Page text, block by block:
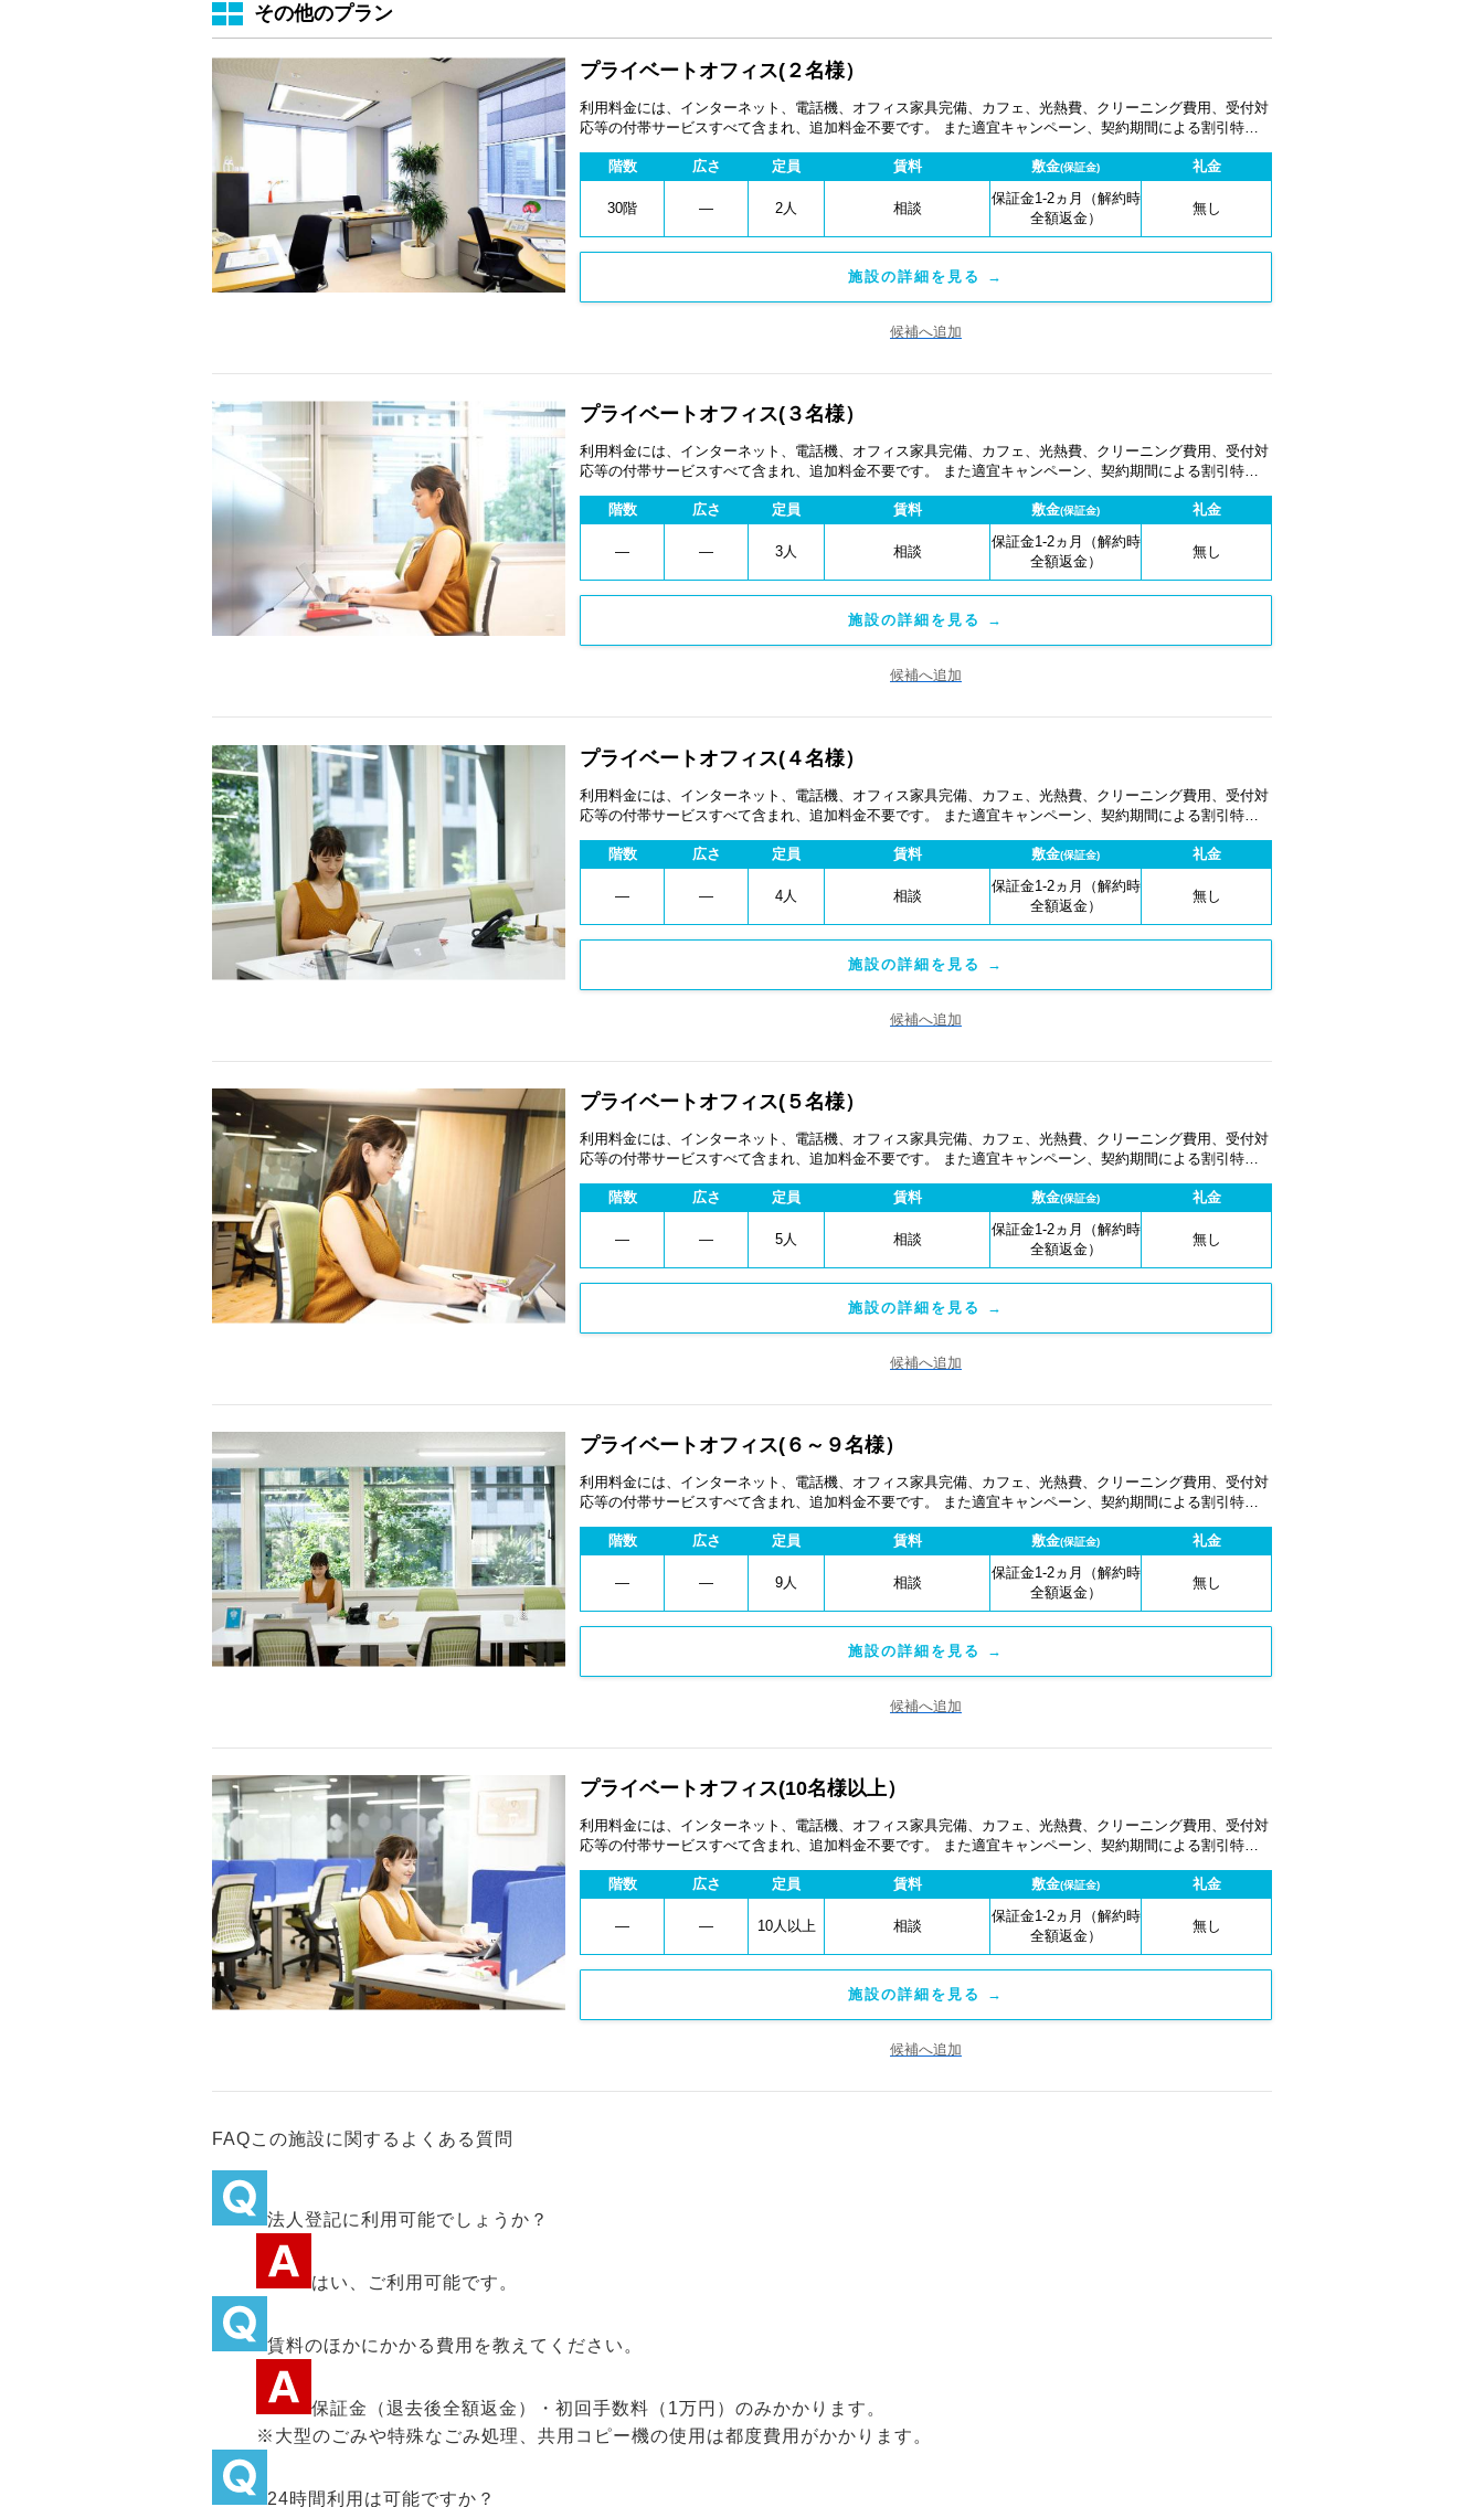
その他のプラン
プライベートオフィス(２名様）
利用料金には、インターネット、電話機、オフィス家具完備、カフェ、光熱費、クリーニング費用、受付対
応等の付帯サービスすべて含まれ、追加料金不要です。 また適宜キャンペーン、契約期間による割引特典
階数
広さ 定員 賃料 敷金(保証金) 礼金
30階 ― 2人 相談
保証金1-2ヵ月（解約時
全額返金）
無し
施設の詳細を見る →
候補へ追加
プライベートオフィス(３名様）
利用料金には、インターネット、電話機、オフィス家具完備、カフェ、光熱費、クリーニング費用、受付対
応等の付帯サービスすべて含まれ、追加料金不要です。 また適宜キャンペーン、契約期間による割引特典
階数
広さ 定員 賃料 敷金(保証金) 礼金
― ― 3人 相談
保証金1-2ヵ月（解約時
全額返金）
無し
施設の詳細を見る →
候補へ追加
プライベートオフィス(４名様）
利用料金には、インターネット、電話機、オフィス家具完備、カフェ、光熱費、クリーニング費用、受付対
応等の付帯サービスすべて含まれ、追加料金不要です。 また適宜キャンペーン、契約期間による割引特典
階数
広さ 定員 賃料 敷金(保証金) 礼金
― ― 4人 相談
保証金1-2ヵ月（解約時
全額返金）
無し
施設の詳細を見る →
候補へ追加
プライベートオフィス(５名様）
利用料金には、インターネット、電話機、オフィス家具完備、カフェ、光熱費、クリーニング費用、受付対
応等の付帯サービスすべて含まれ、追加料金不要です。 また適宜キャンペーン、契約期間による割引特典
階数
広さ 定員 賃料 敷金(保証金) 礼金
― ― 5人 相談
保証金1-2ヵ月（解約時
全額返金）
無し
施設の詳細を見る →
候補へ追加
プライベートオフィス(６～９名様）
利用料金には、インターネット、電話機、オフィス家具完備、カフェ、光熱費、クリーニング費用、受付対
応等の付帯サービスすべて含まれ、追加料金不要です。 また適宜キャンペーン、契約期間による割引特典
階数
広さ 定員 賃料 敷金(保証金) 礼金
― ― 9人 相談
保証金1-2ヵ月（解約時
全額返金）
無し
施設の詳細を見る →
候補へ追加
プライベートオフィス(10名様以上）
利用料金には、インターネット、電話機、オフィス家具完備、カフェ、光熱費、クリーニング費用、受付対
応等の付帯サービスすべて含まれ、追加料金不要です。 また適宜キャンペーン、契約期間による割引特典
階数
広さ 定員 賃料 敷金(保証金) 礼金
― ― 10人以上 相談
保証金1-2ヵ月（解約時
全額返金）
無し
施設の詳細を見る →
候補へ追加
FAQこの施設に関するよくある質問
法人登記に利用可能でしょうか？
はい、ご利用可能です。
賃料のほかにかかる費用を教えてください。
保証金（退去後全額返金）・初回手数料（1万円）のみかかります。
※大型のごみや特殊なごみ処理、共用コピー機の使用は都度費用がかかります。
24時間利用は可能ですか？